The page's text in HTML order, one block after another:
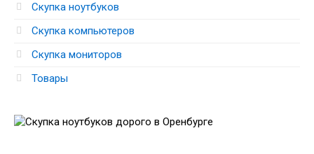
Скупка ноутбуков
Скупка компьютеров
Скупка мониторов
Товары